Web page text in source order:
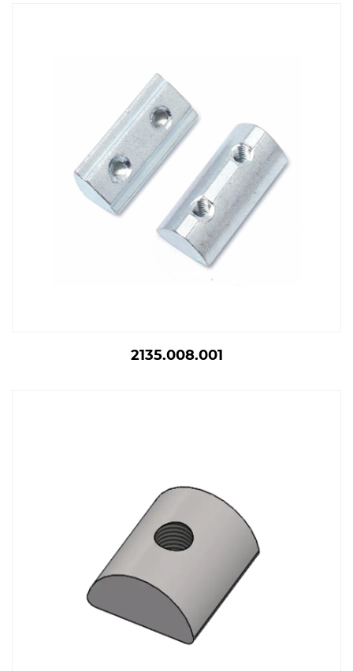
2135.008.001